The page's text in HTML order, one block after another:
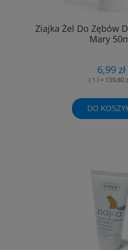
Ziajka Żel Do Zębów
Mary
6,99 zł
( 1 l = 139,80
DO